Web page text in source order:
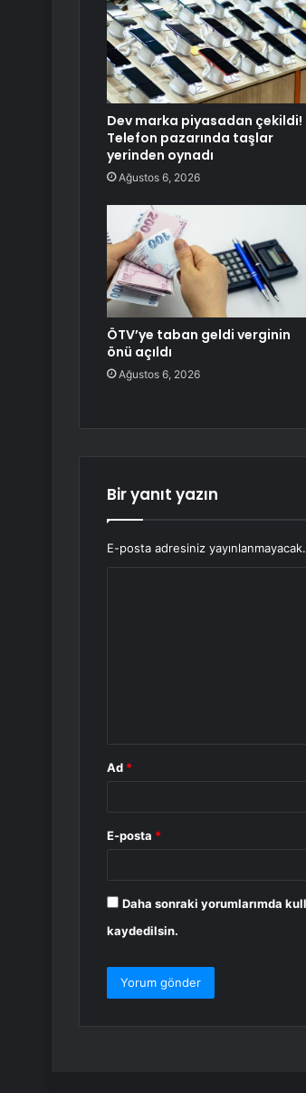
Dev marka piyasadan çekildi!
Telefon pazarında taşlar
yerinden oynadı
Ağustos 6, 2026
ÖTV’ye taban geldi verginin
önü açıldı
Ağustos 6, 2026
Bir yanıt yazın
E-posta adresiniz yayınlanmayacak.
Ad *
E-posta *
Daha sonraki yorumlarımda
kaydedilsin.